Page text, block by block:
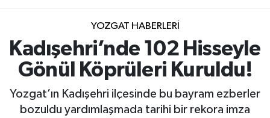
YOZGAT HABERLERI
Kadışehri’nde 102 Hisseyle
Gönül Köprüleri Kuruldu!
Yozgat’ın Kadışehri ilçesinde bu bayram ezberler
bozuldu yardımlaşmada tarihi bir rekora imza